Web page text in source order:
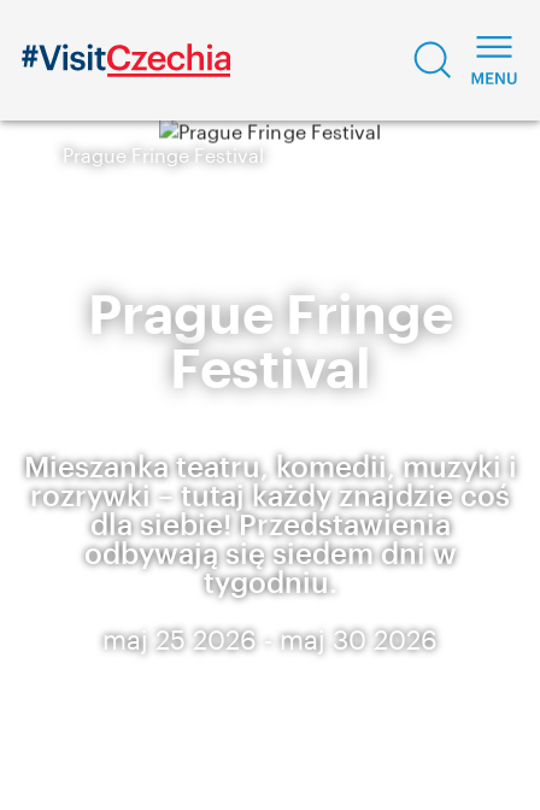
Prague Fringe Festival
Prague Fringe
Festival
Mieszanka teatru, komedii, muzyki i
rozrywki – tutaj każdy znajdzie coś
dla siebie! Przedstawienia
odbywają się siedem dni w
tygodniu.
maj 25 2026 - maj 30 2026